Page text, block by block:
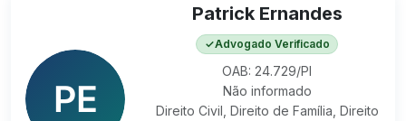
Patrick Ernandes
✓Advogado Verificado
OAB: 24.729/PI
Não informado
Direito Civil, Direito de Família, Direito